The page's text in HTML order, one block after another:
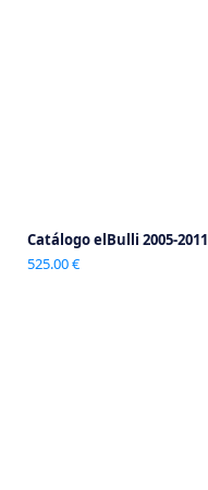
Catálogo elBulli 2005-2011
525.00 €